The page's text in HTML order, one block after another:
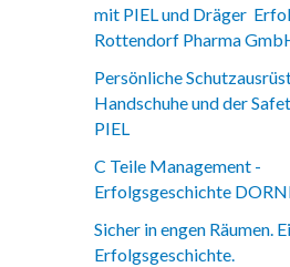
mit PIEL und Dräger
Rottendorf Pharma
Persönliche
Handschuhe und der
PIEL
C Teile Management -
Erfolgsgeschichte
Sicher in engen Räumen.
Erfolgsgeschichte.